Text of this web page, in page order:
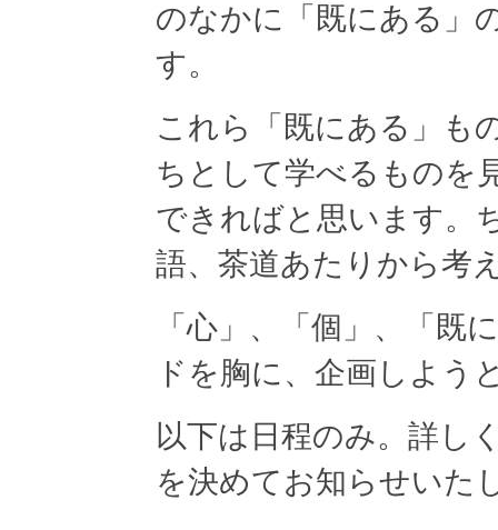
のなかに「既にある」
す。
これら「既にある」も
ちとして学べるものを
できればと思います。
語、茶道あたりから考
「心」、「個」、「既
ドを胸に、企画しよう
以下は日程のみ。詳し
を決めてお知らせいた